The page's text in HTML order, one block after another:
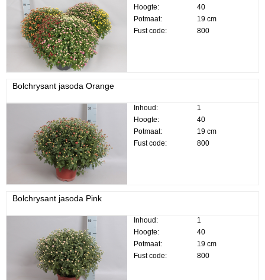
Hoogte:
40
Potmaat:
19 cm
Fust code:
800
Bolchrysant jasoda Orange
Inhoud:
1
Hoogte:
40
Potmaat:
19 cm
Fust code:
800
Bolchrysant jasoda Pink
Inhoud:
1
Hoogte:
40
Potmaat:
19 cm
Fust code:
800